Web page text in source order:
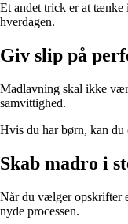
Et andet trick er at tænke i
hverdagen.
Giv slip på
Madlavning skal ikke
samvittighed.
Hvis du har børn, kan du
Skab madro i
Når du vælger opskrifter
nyde processen.